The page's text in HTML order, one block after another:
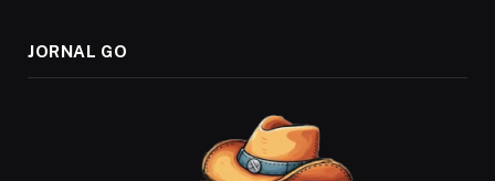
JORNAL GO